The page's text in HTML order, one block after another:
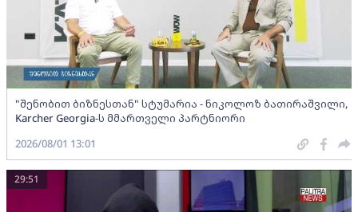
"შენობით ბიზნესთან" სტუმარია - ნიკოლოზ ბათირაშვილი,
Karcher Georgia-ს მმართველი პარტნიორი
2026/08/01 13:01
29:51